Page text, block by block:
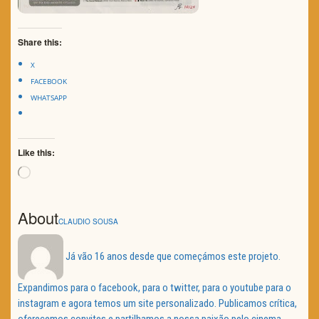
Share this:
X
FACEBOOK
WHATSAPP
Like this:
Loading…
AboutCLAUDIO SOUSA
Já vão 16 anos desde que começámos este projeto.
Expandimos para o facebook, para o twitter, para o youtube para o
instagram e agora temos um site personalizado. Publicamos crítica,